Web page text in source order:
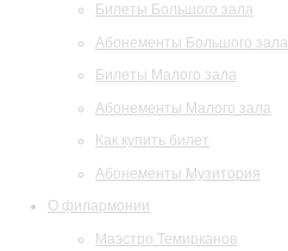
Билеты Большого зала
Абонементы Большого зала
Билеты Малого зала
Абонементы Малого зала
Как купить билет
Абонементы Музитория
О филармонии
Маэстро Темирканов